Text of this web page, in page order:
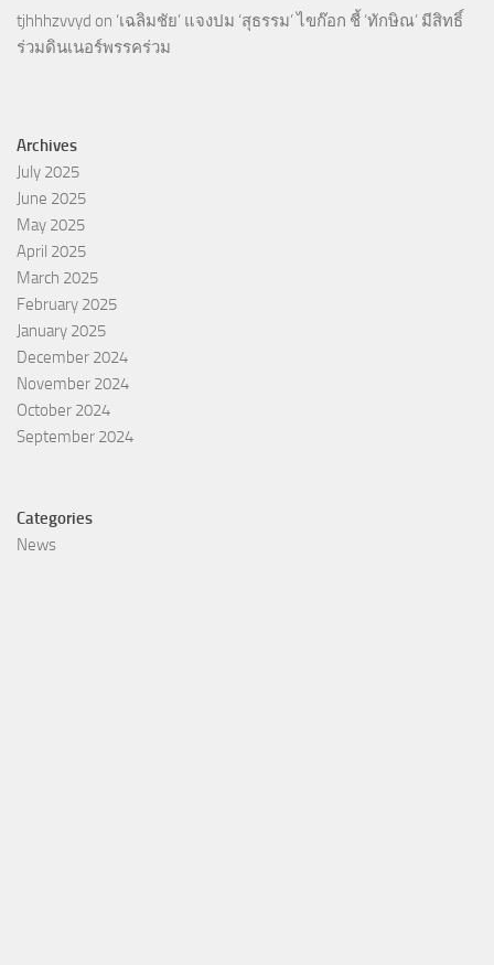
tjhhhzvvyd on ‘เฉลิมชัย’ แจงปม ‘สุธรรม’ ไขก๊อก ชี้ ‘ทักษิณ’ มีสิทธิ์
ร่วมดินเนอร์พรรคร่วม
Archives
July 2025
June 2025
May 2025
April 2025
March 2025
February 2025
January 2025
December 2024
November 2024
October 2024
September 2024
Categories
News